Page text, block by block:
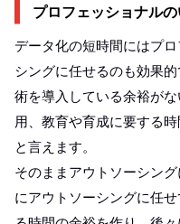
プロフェッショナル
データ化の短時間にはプ
シングに任せるのも効果
術を導入している余裕が
用、教育や育成に要する
と言えます。
そのままアウトソーシン
にアウトソーシングに任